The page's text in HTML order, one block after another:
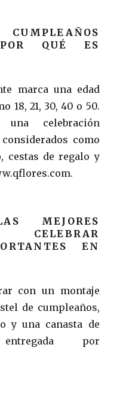
QUÉ ES
marca una edad
18, 21, 30, 40 o 50.
una celebración
como
cestas de regalo y
MEJORES
EN
con un montaje
de cumpleaños,
y una canasta de
por